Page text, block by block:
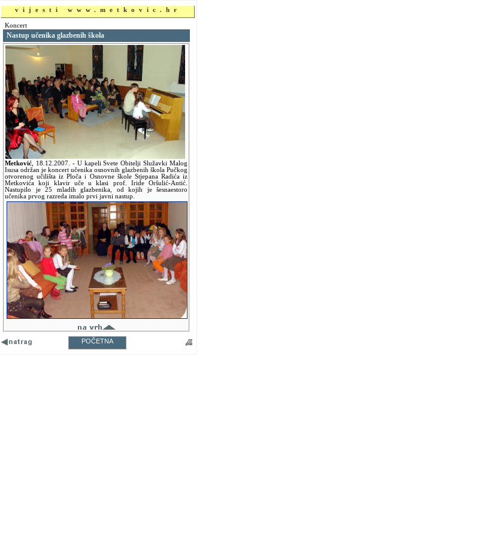
vijesti www.metkovic.hr
Koncert
Nastup učenika glazbenih škola
Metković 18.12.2007. - U kapeli Svete Obitelji Služavki Malog
Isusa održan je koncert učenika osnovnih glazbenih škola Pučkog
otvorenog učilišta iz Ploča i Osnovne škole Stjepana Radića iz
Metkovića koji klavir uče u klasi prof. Iride Oršulić-Antić.
Nastupilo je 25 mladih glazbenika, od kojih je šesnaestoro
učenika prvog razreda imalo prvi javni nastup.
POČETNA